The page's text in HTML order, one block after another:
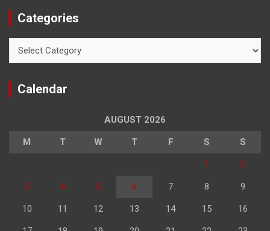
Categories
Calendar
AUGUST 2026
M T W T F S S
1 2
3 4 5 6 7 8 9
10 11 12 13 14 15 16